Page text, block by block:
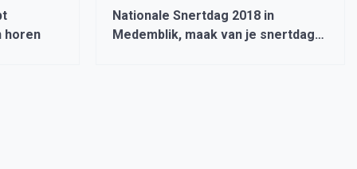
horen
Nationale Snertdag 2018 in
Medemblik, maak van je snertdag